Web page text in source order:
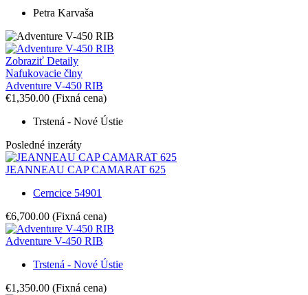
Petra Karvaša
Zobraziť Detaily
Nafukovacie člny
Adventure V-450 RIB
€1,350.00 (Fixná cena)
Trstená - Nové Ústie
Posledné inzeráty
JEANNEAU CAP CAMARAT 625
Cerncice 54901
€6,700.00 (Fixná cena)
Adventure V-450 RIB
Trstená - Nové Ústie
€1,350.00 (Fixná cena)